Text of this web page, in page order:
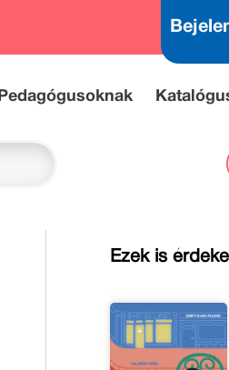
Pedagógusoknak
Ezek is